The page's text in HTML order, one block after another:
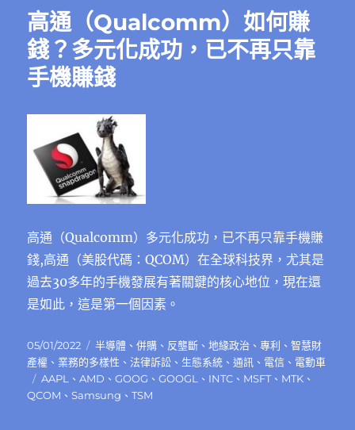
台
灣
的
面
中
高通（Qualcomm）如何賺
錢？多元化成功，已不再只靠
手機賺錢
高通（Qualcomm）多元化成功，已不再只靠手機賺
錢,高通（美股代碼：QCOM）在全球科技界，尤其是
過去30多年的手機發展有著關鍵的核心地位，現在還
是如此，這是第一個因素。
發
佈
日
期:
05/01/2022
分
類
半導體 、併購 、 反壟斷 、地緣政治 、專利 、智慧財
產權 、 業務的多樣性 、法律訴訟 、 生態系統 、通訊 、 電信 、 電動車
標
籤
AAPL 、AMD 、GOOG 、GOOGL 、 INTC 、 MSFT、 MTK 、
QCOM 、Samsung 、TSM